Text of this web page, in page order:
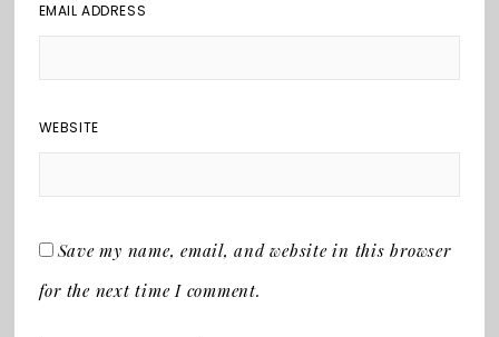
EMAIL ADDRESS
WEBSITE
Save my name, email, and website in this browser
for the next time I comment.